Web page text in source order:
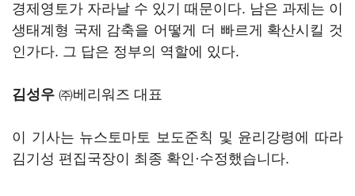
경제영토가 자라날 수 있기 때문이다. 남은 과제는 이
생태계형 국제 감축을 어떻게 더 빠르게 확산시킬 것
인가다. 그 답은 정부의 역할에 있다.
김성우 ㈜베리워즈 대표
이 기사는 뉴스토마토 보도준칙 및 윤리강령에 따라
김기성 편집국장이 최종 확인·수정했습니다.